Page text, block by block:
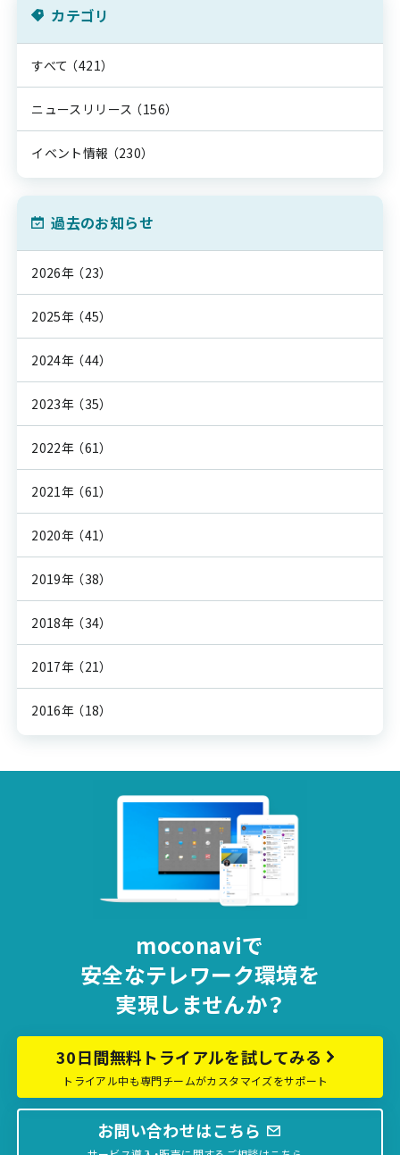
カテゴリ
すべて （421）
ニュースリリース （156）
イベント情報 （230）
過去のお知らせ
2026年 （23）
2025年 （45）
2024年 （44）
2023年 （35）
2022年 （61）
2021年 （61）
2020年 （41）
2019年 （38）
2018年 （34）
2017年 （21）
2016年 （18）
moconaviで
安全なテレワーク環境を
実現しませんか？
30日間無料トライアルを試してみる
トライアル中も専門チームがカスタマイズをサポート
お問い合わせはこちら